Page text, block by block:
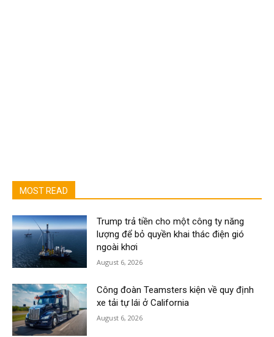
MOST READ
Trump trả tiền cho một công ty năng
lượng để bỏ quyền khai thác điện gió
ngoài khơi
August 6, 2026
Công đoàn Teamsters kiện về quy định
xe tải tự lái ở California
August 6, 2026